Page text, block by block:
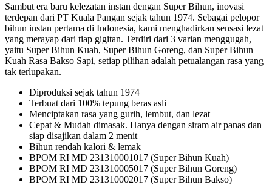
Sambut era baru kelezatan instan dengan Super Bihun, inovasi
terdepan dari PT Kuala Pangan sejak tahun 1974. Sebagai pelopor
bihun instan pertama di Indonesia, kami menghadirkan sensasi lezat
yang merayap dari tiap gigitan. Terdiri dari 3 varian menggugah,
yaitu Super Bihun Kuah, Super Bihun Goreng, dan Super Bihun
Kuah Rasa Bakso Sapi, setiap pilihan adalah petualangan rasa yang
tak terlupakan.
Diproduksi sejak tahun 1974
Terbuat dari 100% tepung beras asli
Menciptakan rasa yang gurih, lembut, dan lezat
Cepat & Mudah dimasak. Hanya dengan siram air panas dan
siap disajikan dalam 2 menit
Bihun rendah kalori & lemak
BPOM RI MD 231310001017 (Super Bihun Kuah)
BPOM RI MD 231310005017 (Super Bihun Goreng)
BPOM RI MD 231310002017 (Super Bihun Bakso)